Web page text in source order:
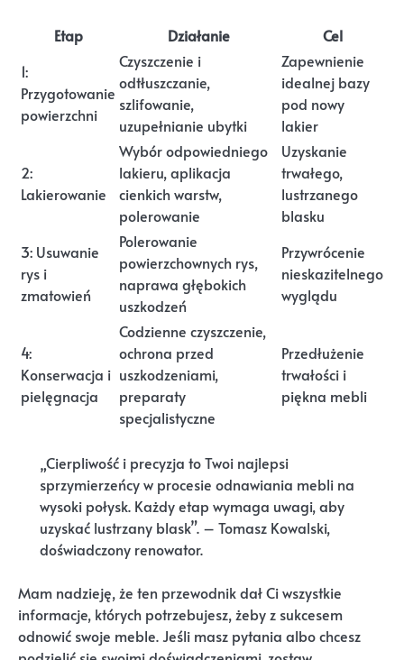
Etap Działanie
Cel
1:
Przygotowanie
powierzchni
Czyszczenie i
odtłuszczanie,
szlifowanie,
uzupełnianie ubytki
Zapewnienie
idealnej bazy
pod nowy
lakier
2:
Lakierowanie
Wybór odpowiedniego
lakieru, aplikacja
cienkich warstw,
polerowanie
Uzyskanie
trwałego,
lustrzanego
blasku
3: Usuwanie
rys i
zmatowień
Polerowanie
powierzchownych rys,
naprawa głębokich
uszkodzeń
Przywrócenie
nieskazitelnego
wyglądu
4:
Konserwacja i
pielęgnacja
Codzienne czyszczenie,
ochrona przed
uszkodzeniami,
preparaty
specjalistyczne
Przedłużenie
trwałości i
piękna mebli
„Cierpliwość i precyzja to Twoi najlepsi
sprzymierzeńcy w procesie odnawiania mebli na
wysoki połysk. Każdy etap wymaga uwagi, aby
uzyskać lustrzany blask”. – Tomasz Kowalski,
doświadczony renowator.
Mam nadzieję, że ten przewodnik dał Ci wszystkie
informacje, których potrzebujesz, żeby z sukcesem
odnowić swoje meble. Jeśli masz pytania albo chcesz